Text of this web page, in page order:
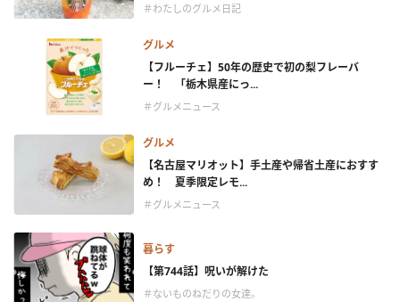
＃わたしのグルメ日記
グルメ
【フルーチェ】50年の歴史で初の梨フレーバ
ー！ 「栃木県産にっ...
＃グルメニュース
グルメ
【名古屋マリオット】手土産や帰省土産におすす
め！ 夏季限定レモ...
＃グルメニュース
暮らす
【第744話】呪いが解けた
＃ないものねだりの女達。